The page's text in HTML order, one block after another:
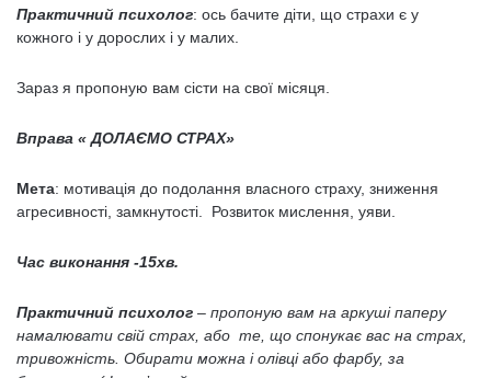
Практичний психолог: ось бачите діти, що страхи є у
кожного і у дорослих і у малих.
Зараз я пропоную вам сісти на свої місяця.
Вправа « ДОЛАЄМО СТРАХ»
Мета: мотивація до подолання власного страху, зниження
агресивності, замкнутості. Розвиток мислення, уяви.
Час виконання -15хв.
Практичний психолог – пропоную вам на аркуші паперу
намалювати свій страх, або те, що спонукає вас на страх,
тривожність. Обирати можна і олівці або фарбу, за